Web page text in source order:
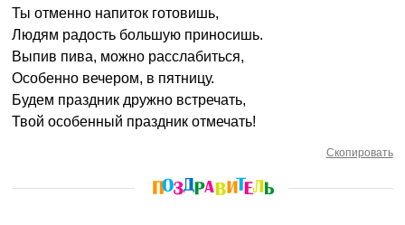
Ты отменно напиток готовишь,
Людям радость большую приносишь.
Выпив пива, можно расслабиться,
Особенно вечером, в пятницу.
Будем праздник дружно встречать,
Твой особенный праздник отмечать!
Скопировать